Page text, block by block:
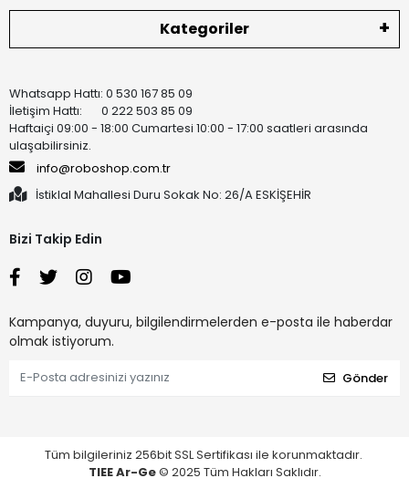
Kategoriler
Whatsapp Hattı: 0 530 167 85 09
İletişim Hattı: 0 222 503 85 09
Haftaiçi 09:00 - 18:00 Cumartesi 10:00 - 17:00 saatleri arasında
ulaşabilirsiniz.
info@roboshop.com.tr
İstiklal Mahallesi Duru Sokak No: 26/A ESKİŞEHİR
Bizi Takip Edin
Kampanya, duyuru, bilgilendirmelerden e-posta ile haberdar
olmak istiyorum.
Gönder
Tüm bilgileriniz 256bit SSL Sertifikası ile korunmaktadır.
TIEE Ar-Ge© 2025 Tüm Hakları Saklıdır.